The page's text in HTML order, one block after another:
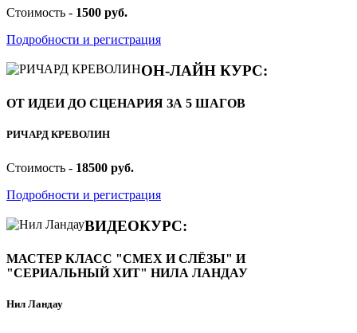
Стоимость - 1500 руб.
Подробности и регистрация
ОН-ЛАЙН КУРС:
ОТ ИДЕИ ДО СЦЕНАРИЯ ЗА 5 ШАГОВ
РИЧАРД КРЕВОЛИН
Стоимость - 18500 руб.
Подробности и регистрация
ВИДЕОКУРС:
МАСТЕР КЛАСС "СМЕХ И СЛЁЗЫ" И
"СЕРИАЛЬНЫЙ ХИТ" НИЛА ЛАНДАУ
Нил Ландау